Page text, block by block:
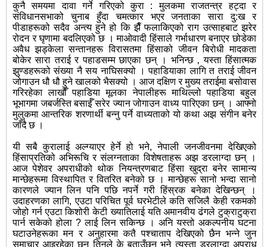
कुनै समयमा दावा गर्ने गरिएको कुरा : मुलकमा राजतन्त्र हट्दा र
संविधानसभाको चुनाब हुँदा चमत्कार भएर जनताका सारा दु:ख र
पीडाहरूको सदैव अन्त्य हुने हो कि झैँ फलाकिएको राग उत्साहबाट झरेर
रोदन र घृणामा बदलिएको छ । माओवादी हिंसाले गर्भाधारण बनाएर छोडेका
अवैध झड्केला सन्तानहरू विरासतमा हिंसाको जीवन बिरोधी मादकता
बोकेर सारा तराई र पहाडसम्म छाएका छन् । भनिन्छ , यस्ता हिंसात्मक
झुण्डहरूको संख्या नै सय नाघिसक्यो । पहाडियाका लागि त तराई जीवन
जोगाउन धौ धौ हुने खालको भैसक्यो । आज दक्षिण र मुख्य तराईमा बसोवास
गरिरहेका लाखौँ पहाडिया मूलका नेपालीहरू माथिल्लो पहाडिया बहुल
भूभागमा जबर्जस्ति बसाईँ सरेर ज्यान जोगाउन वाध्य पारिएका छन् । आफ्नो
मुलुकमा आन्तरिक शरणार्थी बन्नु पर्ने वाध्यताको यो कथा अझ संगीन बनेर
जाँदै छ ।
यी सबै कुरालाई अल्ग्याएर हेर्ने हो भने, नेपाली जनजीवनमा देखिएको
हिंसाप्रतिको अभिरूचि र संलग्नताका विशेषताहरू अझ डरलाग्दा छन् ।
आज पेशेवर अपराधीको थोक नियन्त्रणबाट हिंसा खुद्रा बनेर सामान्य
मान्छेहरूमा विस्थापित र वितरित बनेको छ । मान्छेहरू सानो भन्दा सानो
कारणले ज्यान लिन पनि पछि नपर्ने गरी हिंस्रक बनेका देखिन्छन् ।
उदाहरणका लागि, एउटा परिचित पूर्व घरभेटीले कति सजिलै केही रकमको
जोहो गर्न एउटा किशोरी केटी ख्यातिलाई यति अमानवीय ढंगले टुक्राटुक्रा
पार्न सकेको होला ? लाई लिन सकिन्छ । अनि यस्तो अकल्पनीय घटना
घटाउनेहरूका मन र अनुहारमा कतै पश्चाताप देखिएको छैन भन्ने जुन
समाचार आइरहेका छन् तिनले के बताउँछन भने त्यस्ता डरलाग्दा अपराध